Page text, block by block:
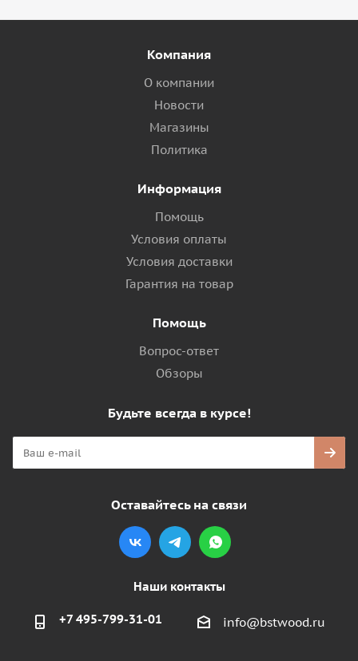
Компания
О компании
Новости
Магазины
Политика
Информация
Помощь
Условия оплаты
Условия доставки
Гарантия на товар
Помощь
Вопрос-ответ
Обзоры
Будьте всегда в курсе!
Оставайтесь на связи
Наши контакты
+7 495-799-31-01 info@bstwood.ru